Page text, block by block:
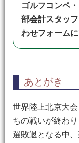
ゴルフコンペ
部会計スタッ
わせフォーム
あとがき
世界陸上北京大
ちの戦いが終わ
選敗退となる中